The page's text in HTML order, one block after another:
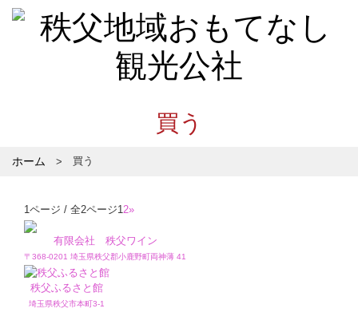
買う
ホーム 買う
1ページ / 全2ページ12»
有限会社 秩父ワイン
〒368-0201 埼玉県秩父郡小鹿野町両神薄 41
秩父ふるさと館
埼玉県秩父市本町3-1